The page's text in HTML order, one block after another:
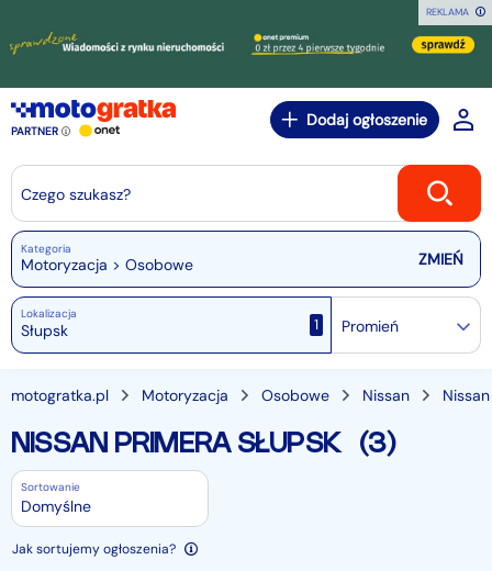
REKLAMA
PARTNER
Dodaj ogłoszenie
Czego szukasz?
Kategoria
Motoryzacja > Osobowe
Lokalizacja
1 Promień
motogratka.pl Motoryzacja Osobowe Nissan
NISSAN PRIMERA SŁUPSK (3)
Sortowanie
Domyślne
Jak sortujemy ogłoszenia?